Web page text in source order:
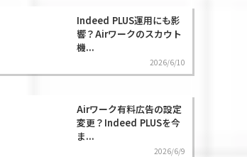
Indeed PLUS運用にも影
響？Airワークのスカウト
機...
2026/6/10
Airワーク有料広告の設定
変更？Indeed PLUSを今
ま...
2026/6/9